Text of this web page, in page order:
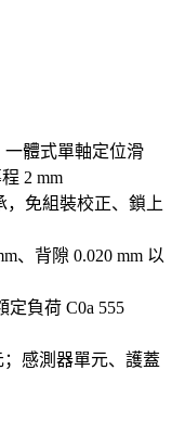
一體式單軸定位滑
2 mm
免組裝校正、鎖上
、背隙 0.020 mm 以
定負荷 C0a 555
感測器單元、護蓋